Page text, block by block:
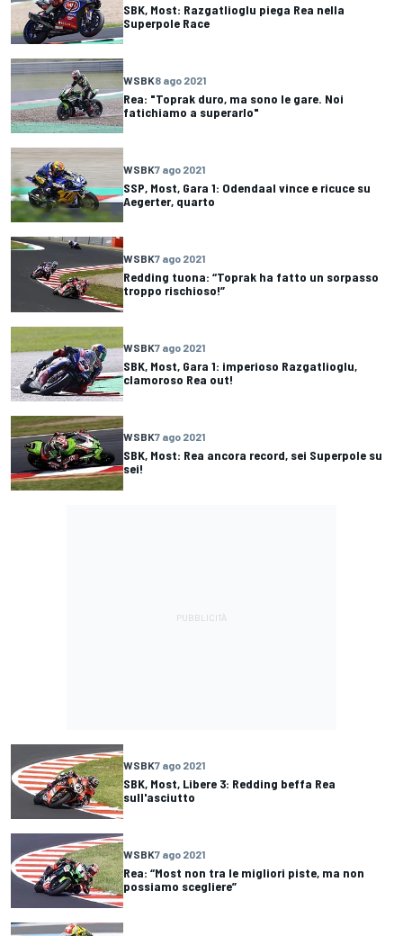
SBK, Most: Razgatlioglu piega Rea nella
Superpole Race
WSBK8 ago 2021
Rea: "Toprak duro, ma sono le gare. Noi
fatichiamo a superarlo"
WSBK7 ago 2021
SSP, Most, Gara 1: Odendaal vince e ricuce su
Aegerter, quarto
WSBK7 ago 2021
Redding tuona: “Toprak ha fatto un sorpasso
troppo rischioso!”
WSBK7 ago 2021
SBK, Most, Gara 1: imperioso Razgatlioglu,
clamoroso Rea out!
WSBK7 ago 2021
SBK, Most: Rea ancora record, sei Superpole su
sei!
WSBK7 ago 2021
SBK, Most, Libere 3: Redding beffa Rea
sull'asciutto
WSBK7 ago 2021
Rea: “Most non tra le migliori piste, ma non
possiamo scegliere”